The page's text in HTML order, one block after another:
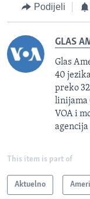
Podijeli
GLAS
Glas
40
preko
linijama
VOA i
This item is part of
Aktuelno